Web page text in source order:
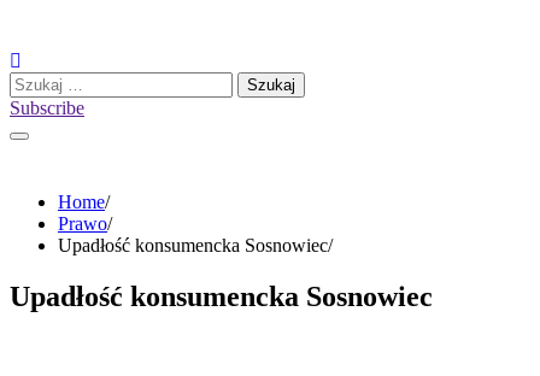
content
Szukaj:
Subscribe
Home
Prawo
Upadłość konsumencka Sosnowiec
Upadłość konsumencka Sosnowiec